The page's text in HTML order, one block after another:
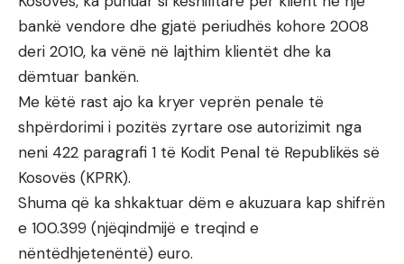
bankë vendore dhe gjatë periudhës kohore 2008
deri 2010, ka vënë në lajthim klientët dhe ka
dëmtuar bankën.
Me këtë rast ajo ka kryer veprën penale të
shpërdorimi i pozitës zyrtare ose autorizimit nga
neni 422 paragrafi 1 të Kodit Penal të Republikës së
Kosovës (KPRK).
Shuma që ka shkaktuar dëm e akuzuara kap shifrën
e 100.399 (njëqindmijë e treqind e
nëntëdhjetenëntë) euro.